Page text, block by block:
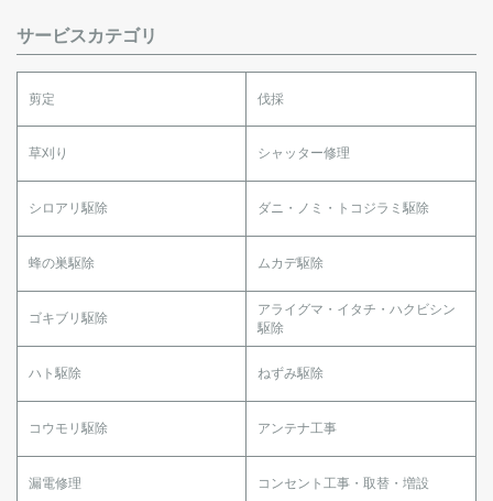
サービスカテゴリ
剪定 伐採
草刈り シャッター修理
シロアリ駆除 ダニ・ノミ・トコジラミ駆除
蜂の巣駆除 ムカデ駆除
ゴキブリ駆除
アライグマ・イタチ・ハクビシン
駆除
ハト駆除 ねずみ駆除
コウモリ駆除 アンテナ工事
漏電修理 コンセント工事・取替・増設